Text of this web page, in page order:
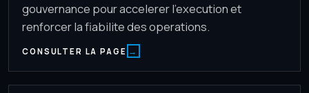
gouvernance pour accelerer l'execution et
renforcer la fiabilite des operations.
CONSULTER LA PAGE